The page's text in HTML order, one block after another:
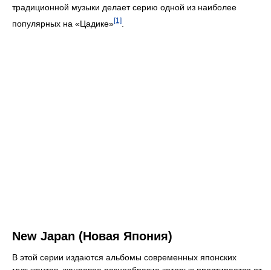
традиционной музыки делает серию одной из наиболее
популярных на «Цадике»[1]
New Japan (Новая Япония)
В этой серии издаются альбомы современных японских